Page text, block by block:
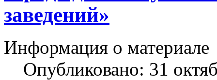
заведений»
Информация о материале
Опубликовано: 31